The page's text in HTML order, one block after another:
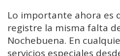
Lo importante ahora es
registre la misma falta
Nochebuena. En
servicios especiales